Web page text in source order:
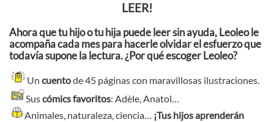
LEER!
Ahora que tu hijo o tu hija puede leer sin ayuda, Leoleo le
acompaña cada mes para hacerle olvidar el esfuerzo que
todavía supone la lectura.¿Por qué escoger Leoleo?
Un cuentode 45 páginas con maravillosas ilustraciones.
Suscómics favoritos: Adèle, Anatol…
Animales, naturaleza, ciencia… ¡Tus hijos aprenderán